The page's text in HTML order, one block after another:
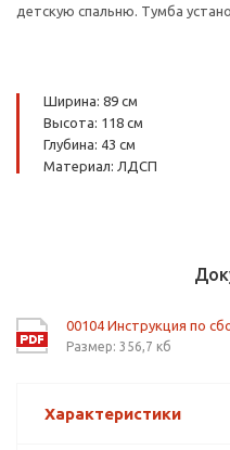
детскую спальню. Тумба
Ширина: 89 см
Высота: 118 см
Глубина: 43 см
Материал: ЛДСП
00104 Инструкция по
Размер: 356,7 кб
Характеристики